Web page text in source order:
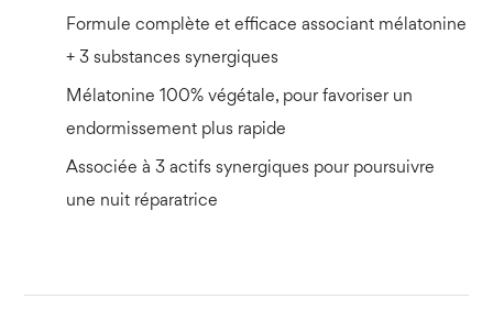
Formule complète et efficace associant mélatonine
+ 3 substances synergiques
Mélatonine 100% végétale, pour favoriser un
endormissement plus rapide
Associée à 3 actifs synergiques pour poursuivre
une nuit réparatrice